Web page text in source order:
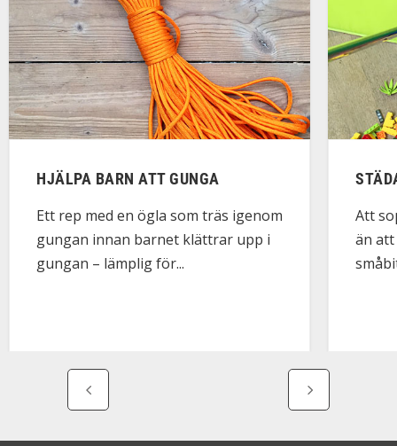
HJÄLPA BARN ATT GUNGA
Ett rep med en ögla som träs igenom
gungan innan barnet klättrar upp i
gungan – lämplig för...
Att
än